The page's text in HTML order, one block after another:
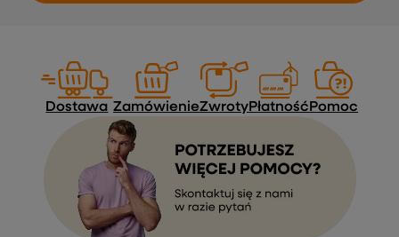
Dostawa ZamówienieZwrotyPłatnośćPomoc